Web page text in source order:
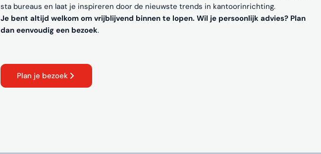
sta bureaus en laat je inspireren door de nieuwste trends in kantoorinrichting.
Je bent altijd welkom om vrijblijvend binnen te lopen. Wil je persoonlijk advies? Plan
dan eenvoudig een bezoek.
Plan je bezoek